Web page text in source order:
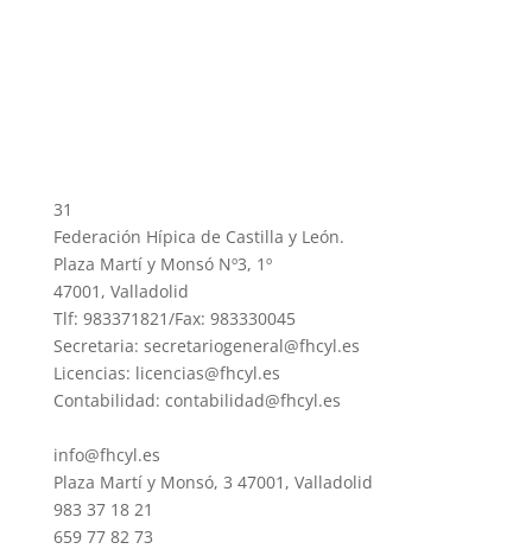
31
Federación Hípica de Castilla y León.
Plaza Martí y Monsó Nº3, 1º
47001, Valladolid
Tlf: 983371821/Fax: 983330045
Secretaria: secretariogeneral@fhcyl.es
Licencias: licencias@fhcyl.es
Contabilidad: contabilidad@fhcyl.es
info@fhcyl.es
Plaza Martí y Monsó, 3 47001, Valladolid
983 37 18 21
659 77 82 73